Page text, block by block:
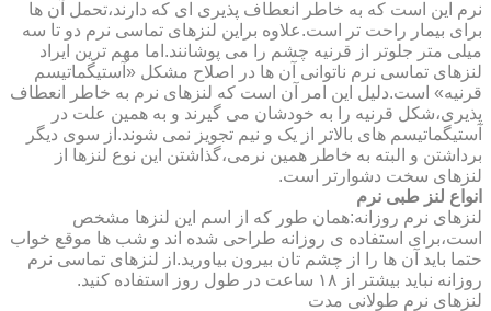
نرم این است که به خاطر انعطاف پذیری ای که دارند،تحمل آن ها
برای بیمار راحت تر است.علاوه براین لنزهای تماسی نرم دو تا سه
میلی متر جلوتر از قرنیه چشم را می پوشانند.اما مهم ترین ایراد
لنزهای تماسی نرم ناتوانی آن ها در اصلاح مشکل «آستیگماتیسم
قرنیه» است.دلیل این امر آن است که لنزهای نرم به خاطر انعطاف
پذیری،شکل قرنیه را به خودشان می گیرند و به همین علت در
آستیگماتیسم های بالاتر از یک و نیم تجویز نمی شوند.از سوی دیگر
برداشتن و البته به خاطر همین نرمی،گذاشتن این نوع لنزها از
لنزهای سخت دشوارتر است.
انواع لنز طبی نرم
لنزهای نرم روزانه:همان طور که از اسم این لنزها مشخص
است،برای استفاده ی روزانه طراحی شده اند و شب ها موقع خواب
حتما باید آن ها را از چشم تان بیرون بیاورید.از لنزهای تماسی نرم
روزانه نباید بیشتر از ۱۸ ساعت در طول روز استفاده کنید.
لنزهای نرم طولانی مدت